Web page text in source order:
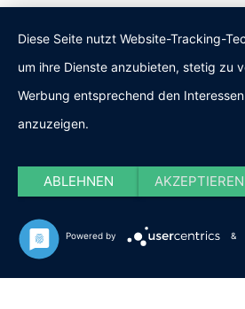
Diese Seite nutzt Website-Tracking-
um ihre Dienste anzubieten, stetig zu
Werbung entsprechend den
anzuzeigen.
ABLEHNEN AKZEPTIEREN
Powered by &